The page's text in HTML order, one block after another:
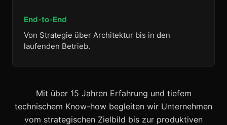
End-to-End
Von Strategie über Architektur bis in den
laufenden Betrieb.
Mit über 15 Jahren Erfahrung und tiefem
technischem Know-how begleiten wir Unternehmen
vom strategischen Zielbild bis zur produktiven